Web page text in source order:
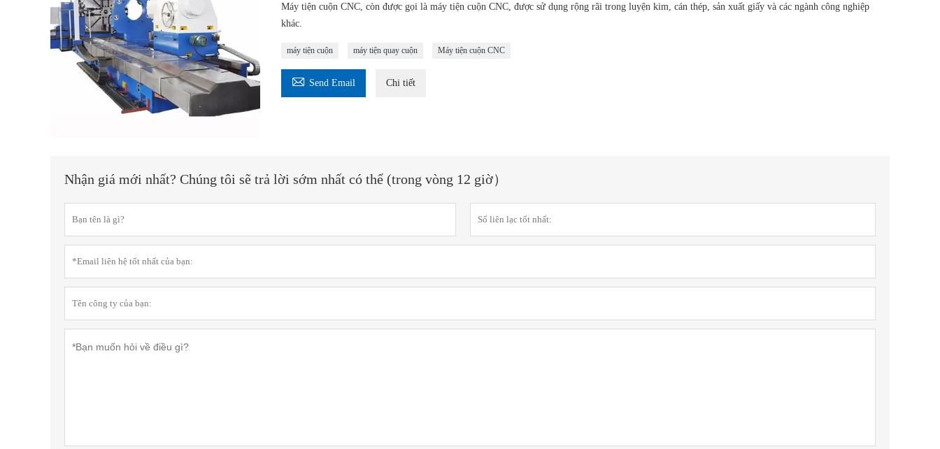
Máy tiện cuộn CNC, còn được gọi là máy tiện cuộn CNC, được sử dụng rộng rãi trong luyện kim, cán thép, sản xuất giấy và các ngành công nghiệp
khác.
máy tiện cuộn máy tiện quay cuộn Máy tiện cuộn CNC
 Send Email Chi tiết
Nhận giá mới nhất? Chúng tôi sẽ trả lời sớm nhất có thể (trong vòng 12 giờ）